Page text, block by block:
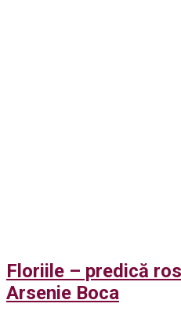
Floriile – predică
Arsenie Boca